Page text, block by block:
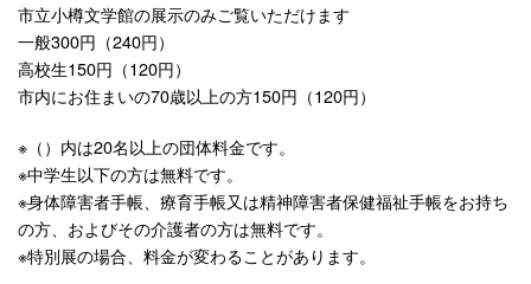
市立小樽文学館の展示のみご覧いただけます
一般300円（240円）
高校生150円（120円）
市内にお住まいの70歳以上の方150円（120円）
※（）内は20名以上の団体料金です。
※中学生以下の方は無料です。
※身体障害者手帳、療育手帳又は精神障害者保健福祉手帳をお持ち
の方、およびその介護者の方は無料です。
※特別展の場合、料金が変わることがあります。